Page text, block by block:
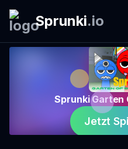
Sprunki.io
Sprunki Garten
Jetzt